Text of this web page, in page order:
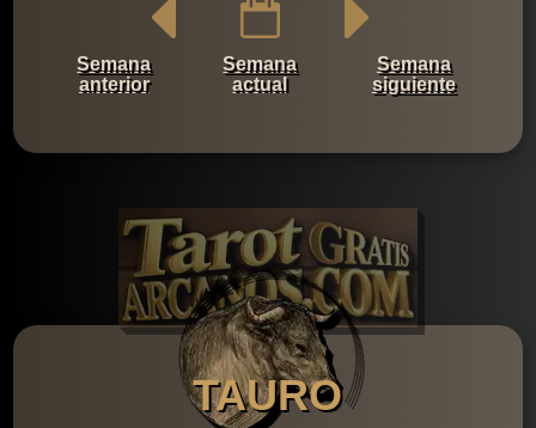
Semana
anterior
Semana
actual
Semana
siguiente
TAURO